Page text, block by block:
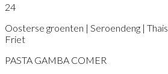
24
Oosterse groenten | Seroendeng |
Friet
PASTA GAMBA COMER